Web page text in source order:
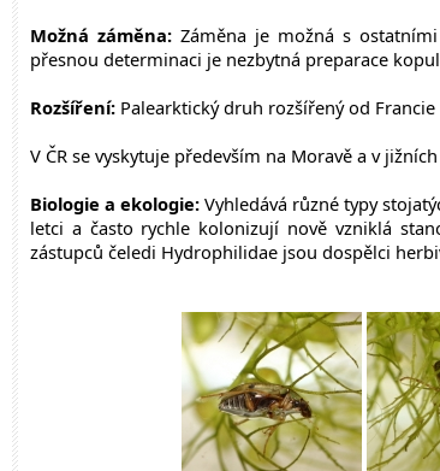
Možná záměna: Záměna je možná s
přesnou determinaci je nezbytná preparace
Rozšíření: Palearktický druh rozšířený od
V ČR se vyskytuje především na Moravě a v jižních
Biologie a ekologie: Vyhledává různé typy
letci a často rychle kolonizují nově vzniklá
zástupců čeledi Hydrophilidae jsou dospělci